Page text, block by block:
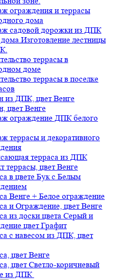
ограждения и террасы
дома
садовой дорожки из ДПК
лестницы
террасы в
доме
террасы в поселке
из ДПК, цвет Венге
цвет Венге
ограждение ДПК белого
террасы и декоративного
терраса из ДПК
террасы, цвет Венге
в цвете Бук с Белым
Венге + Белое ограждение
и Ограждение, цвет Венге
из доски цвета Серый и
цвет Графит
с навесом из ДПК, цвет
цвет Венге
цвет Светло-коричневый
из ДПК